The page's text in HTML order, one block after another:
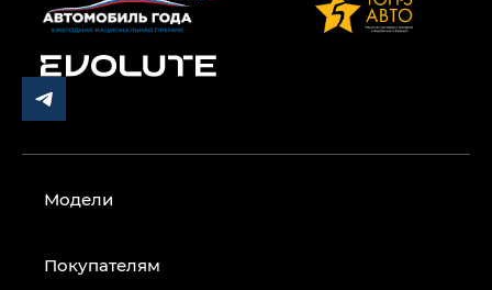
Модели
Покупателям